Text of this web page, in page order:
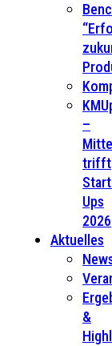
–
trifft
Ups
2026
Aktuelles
&